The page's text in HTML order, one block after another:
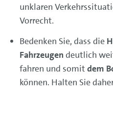
unklaren
Vorrecht.
Bedenken Sie, dass die
Fahrzeugen deutlich
fahren und somit dem
können. Halten Sie